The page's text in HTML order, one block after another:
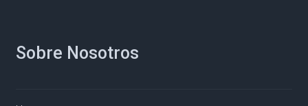
Sobre Nosotros